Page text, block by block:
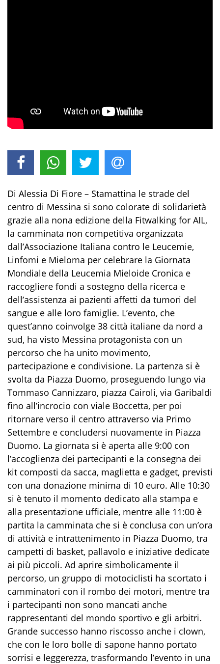
Di Alessia Di Fiore – Stamattina le strade del
centro di Messina si sono colorate di solidarietà
grazie alla nona edizione della Fitwalking for AIL,
la camminata non competitiva organizzata
dall’Associazione Italiana contro le Leucemie,
Linfomi e Mieloma per celebrare la Giornata
Mondiale della Leucemia Mieloide Cronica e
raccogliere fondi a sostegno della ricerca e
dell’assistenza ai pazienti affetti da tumori del
sangue e alle loro famiglie. L’evento, che
quest’anno coinvolge 38 città italiane da nord a
sud, ha visto Messina protagonista con un
percorso che ha unito movimento,
partecipazione e condivisione. La partenza si è
svolta da Piazza Duomo, proseguendo lungo via
Tommaso Cannizzaro, piazza Cairoli, via Garibaldi
fino all’incrocio con viale Boccetta, per poi
ritornare verso il centro attraverso via Primo
Settembre e concludersi nuovamente in Piazza
Duomo. La giornata si è aperta alle 9:00 con
l’accoglienza dei partecipanti e la consegna dei
kit composti da sacca, maglietta e gadget, previsti
con una donazione minima di 10 euro. Alle 10:30
si è tenuto il momento dedicato alla stampa e
alla presentazione ufficiale, mentre alle 11:00 è
partita la camminata che si è conclusa con un’ora
di attività e intrattenimento in Piazza Duomo, tra
campetti di basket, pallavolo e iniziative dedicate
ai più piccoli. Ad aprire simbolicamente il
percorso, un gruppo di motociclisti ha scortato i
camminatori con il rombo dei motori, mentre tra
i partecipanti non sono mancati anche
rappresentanti del mondo sportivo e gli arbitri.
Grande successo hanno riscosso anche i clown,
che con le loro bolle di sapone hanno portato
sorrisi e leggerezza, trasformando l’evento in una